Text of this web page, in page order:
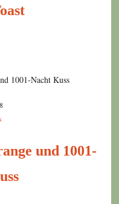
und 1001-